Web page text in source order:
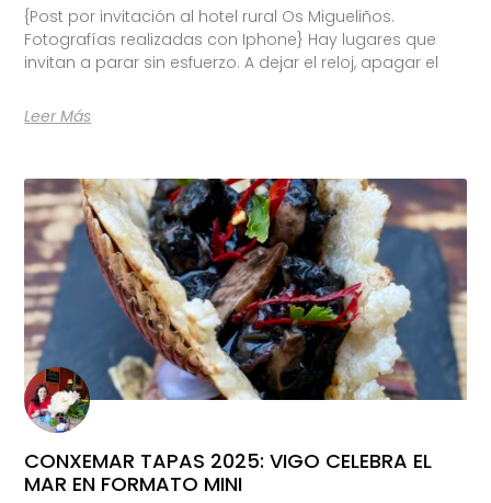
{Post por invitación al hotel rural Os Migueliños.
Fotografías realizadas con Iphone} Hay lugares que
invitan a parar sin esfuerzo. A dejar el reloj, apagar el
Leer Más
CONXEMAR TAPAS 2025: VIGO CELEBRA EL
MAR EN FORMATO MINI